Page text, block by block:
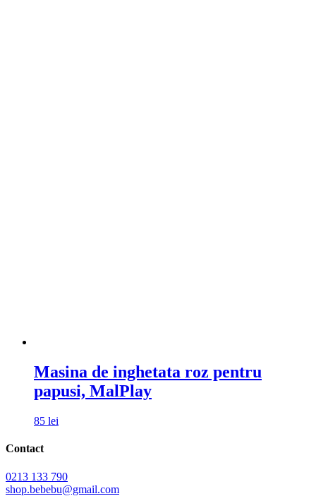
Masina de inghetata roz pentru
papusi, MalPlay
85 lei
Contact
0213 133 790
shop.bebebu@gmail.com